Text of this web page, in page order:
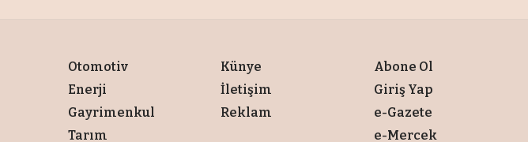
Otomotiv
Enerji
Gayrimenkul
Tarım
Künye
İletişim
Reklam
Abone Ol
Giriş Yap
e-Gazete
e-Mercek